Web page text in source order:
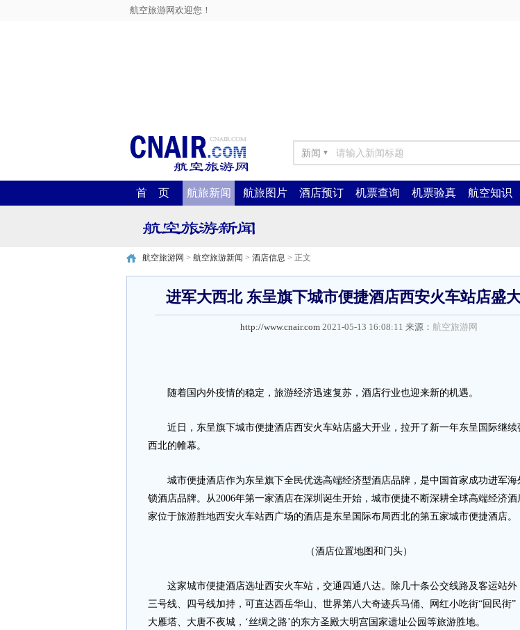
航空旅游网欢迎您！
新闻 ▼
首 页 航旅新闻 航旅图片 酒店预订 机票查询 机票验真 航空知识
航空旅游网 > 航空旅游新闻 > 酒店信息 > 正文
进军大西北 东呈旗下城市便捷酒店西安火车站店盛
http://www.cnair.com 2021-05-13 16:08:11 来源： 航空旅游网
随着国内外疫情的稳定，旅游经济迅速复苏，酒店行业也迎来新的机遇。
近日，东呈旗下城市便捷酒店西安火车站店盛大开业，拉开了新一年东呈国际继续
西北的帷幕。
城市便捷酒店作为东呈旗下全民优选高端经济型酒店品牌，是中国首家成功进军海
锁酒店品牌。从2006年第一家酒店在深圳诞生开始，城市便捷不断深耕全球高端经济
家位于旅游胜地西安火车站西广场的酒店是东呈国际布局西北的第五家城市便捷酒店。
（酒店位置地图和门头）
这家城市便捷酒店选址西安火车站，交通四通八达。除几十条公交线路及客运站外
三号线、四号线加持，可直达西岳华山、世界第八大奇迹兵马俑、网红小吃街“回民街”
大雁塔、大唐不夜城，‘丝绸之路’的东方圣殿大明宫国家遗址公园等旅游胜地。